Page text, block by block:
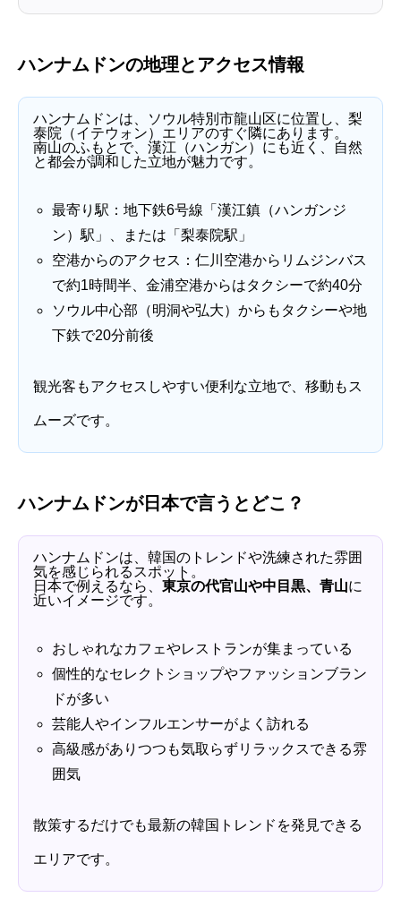
ハンナムドンの地理とアクセス情報
ハンナムドンは、ソウル特別市龍山区に位置し、梨
泰院（イテウォン）エリアのすぐ隣にあります。
南山のふもとで、漢江（ハンガン）にも近く、自然
と都会が調和した立地が魅力です。
最寄り駅：地下鉄6号線「漢江鎮（ハンガンジ
ン）駅」、または「梨泰院駅」
空港からのアクセス：仁川空港からリムジンバス
で約1時間半、金浦空港からはタクシーで約40分
ソウル中心部（明洞や弘大）からもタクシーや地
下鉄で20分前後
観光客もアクセスしやすい便利な立地で、移動もス
ムーズです。
ハンナムドンが日本で言うとどこ？
ハンナムドンは、韓国のトレンドや洗練された雰囲
気を感じられるスポット。
日本で例えるなら、 東京の代官山や中目黒、青山に
近いイメージです。
おしゃれなカフェやレストランが集まっている
個性的なセレクトショップやファッションブラン
ドが多い
芸能人やインフルエンサーがよく訪れる
高級感がありつつも気取らずリラックスできる雰
囲気
散策するだけでも最新の韓国トレンドを発見できる
エリアです。